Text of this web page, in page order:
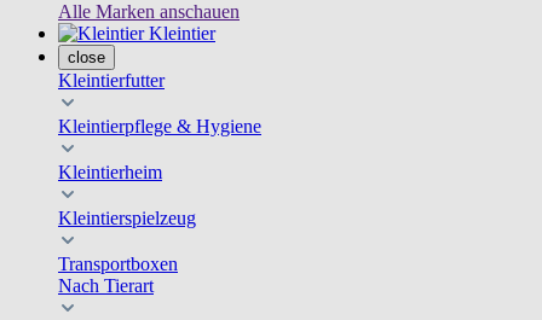
Alle Marken anschauen
Kleintier
close
Kleintierfutter
Kleintierpflege & Hygiene
Kleintierheim
Kleintierspielzeug
Transportboxen
Nach Tierart